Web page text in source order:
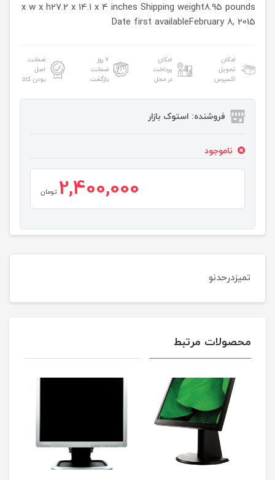
x w x h27.2 x 14.1 x 4 inches Shipping weight8.95 pounds
Date first availableFebruary 8, 2015
امکان
تحویل
اکسپرس
امکان
پرداخت
در محل
۷ روز
ضمانت
بازگشت
ضمانت
اصل
بودن کالا
فروشنده: استوک بازار
ناموجود
2,400,000 تومان
تمیزدرحدنو
محصولات مرتبط